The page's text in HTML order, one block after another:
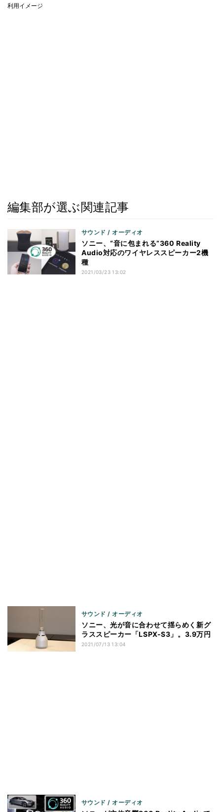
利用イメージ
編集部が選ぶ関連記事
サウンド / オーディオ
ソニー、“音に包まれる”360 Reality
Audio対応のワイヤレススピーカー2機
種
2021/03/23 13:02
サウンド / オーディオ
ソニー、光が音に合わせて揺らめく新グ
ラススピーカー「LSPX-S3」。3.9万円
2021/07/13 13:04
サウンド / オーディオ